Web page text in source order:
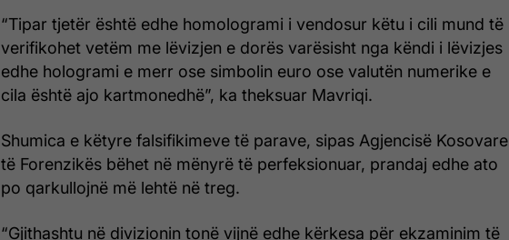
“Tipar tjetër është edhe homologrami i vendosur këtu i cili mund të
verifikohet vetëm me lëvizjen e dorës varësisht nga këndi i lëvizjes
edhe hologrami e merr ose simbolin euro ose valutën numerike e
cila është ajo kartmonedhë”, ka theksuar Mavriqi.
Shumica e këtyre falsifikimeve të parave, sipas Agjencisë Kosovare
të Forenzikës bëhet në mënyrë të perfeksionuar, prandaj edhe ato
po qarkullojnë më lehtë në treg.
“Gjithashtu në divizionin tonë vijnë edhe kërkesa për ekzaminim të